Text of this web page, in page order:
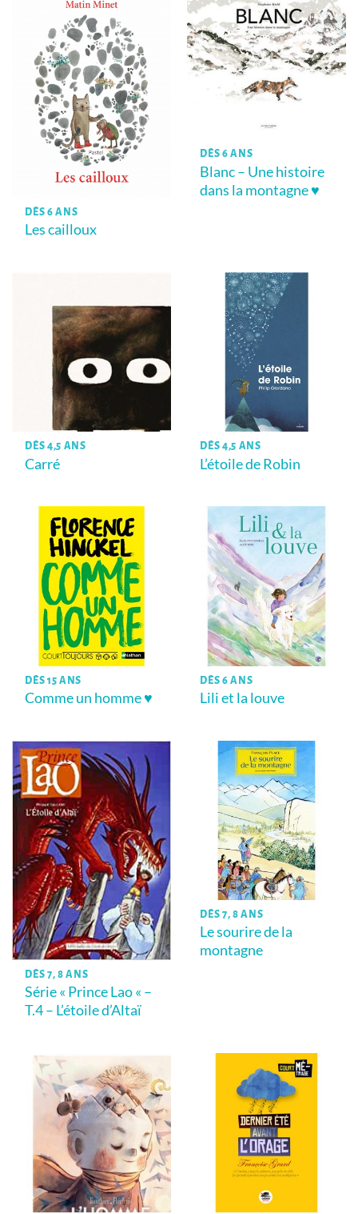
DÈS 6 ANS
Les cailloux
DÈS 6 ANS
Blanc – Une histoire
dans la montagne ♥
DÈS 4,5 ANS
Carré
DÈS 4,5 ANS
L’étoile de Robin
DÈS 15 ANS
Comme un homme ♥
DÈS 6 ANS
Lili et la louve
DÈS 7, 8 ANS
Série « Prince Lao « –
T.4 – L’étoile d’Altaï
DÈS 7, 8 ANS
Le sourire de la
montagne